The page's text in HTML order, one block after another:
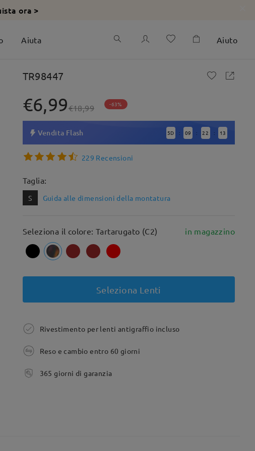
ora >
Aiuta Aiuto
TR98447
€6,99€18,99 -63%
Vendita Flash 5D : 09 : 22 : 12
229 Recensioni
Taglia:
S Guida alle dimensioni della montatura
Seleziona il colore: Tartarugato (C2) in magazzino
Seleziona Lenti
Rivestimento per lenti antigraffio incluso
Reso e cambio entro 60 giorni
365 giorni di garanzia